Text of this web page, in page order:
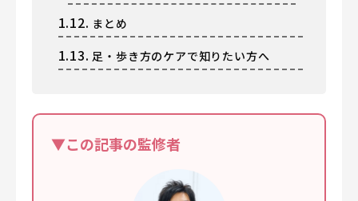
1.12. まとめ
1.13. 足・歩き方のケアで知りたい方へ
▼この記事の監修者